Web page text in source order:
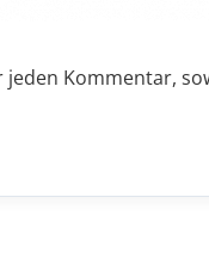
Kommentar,